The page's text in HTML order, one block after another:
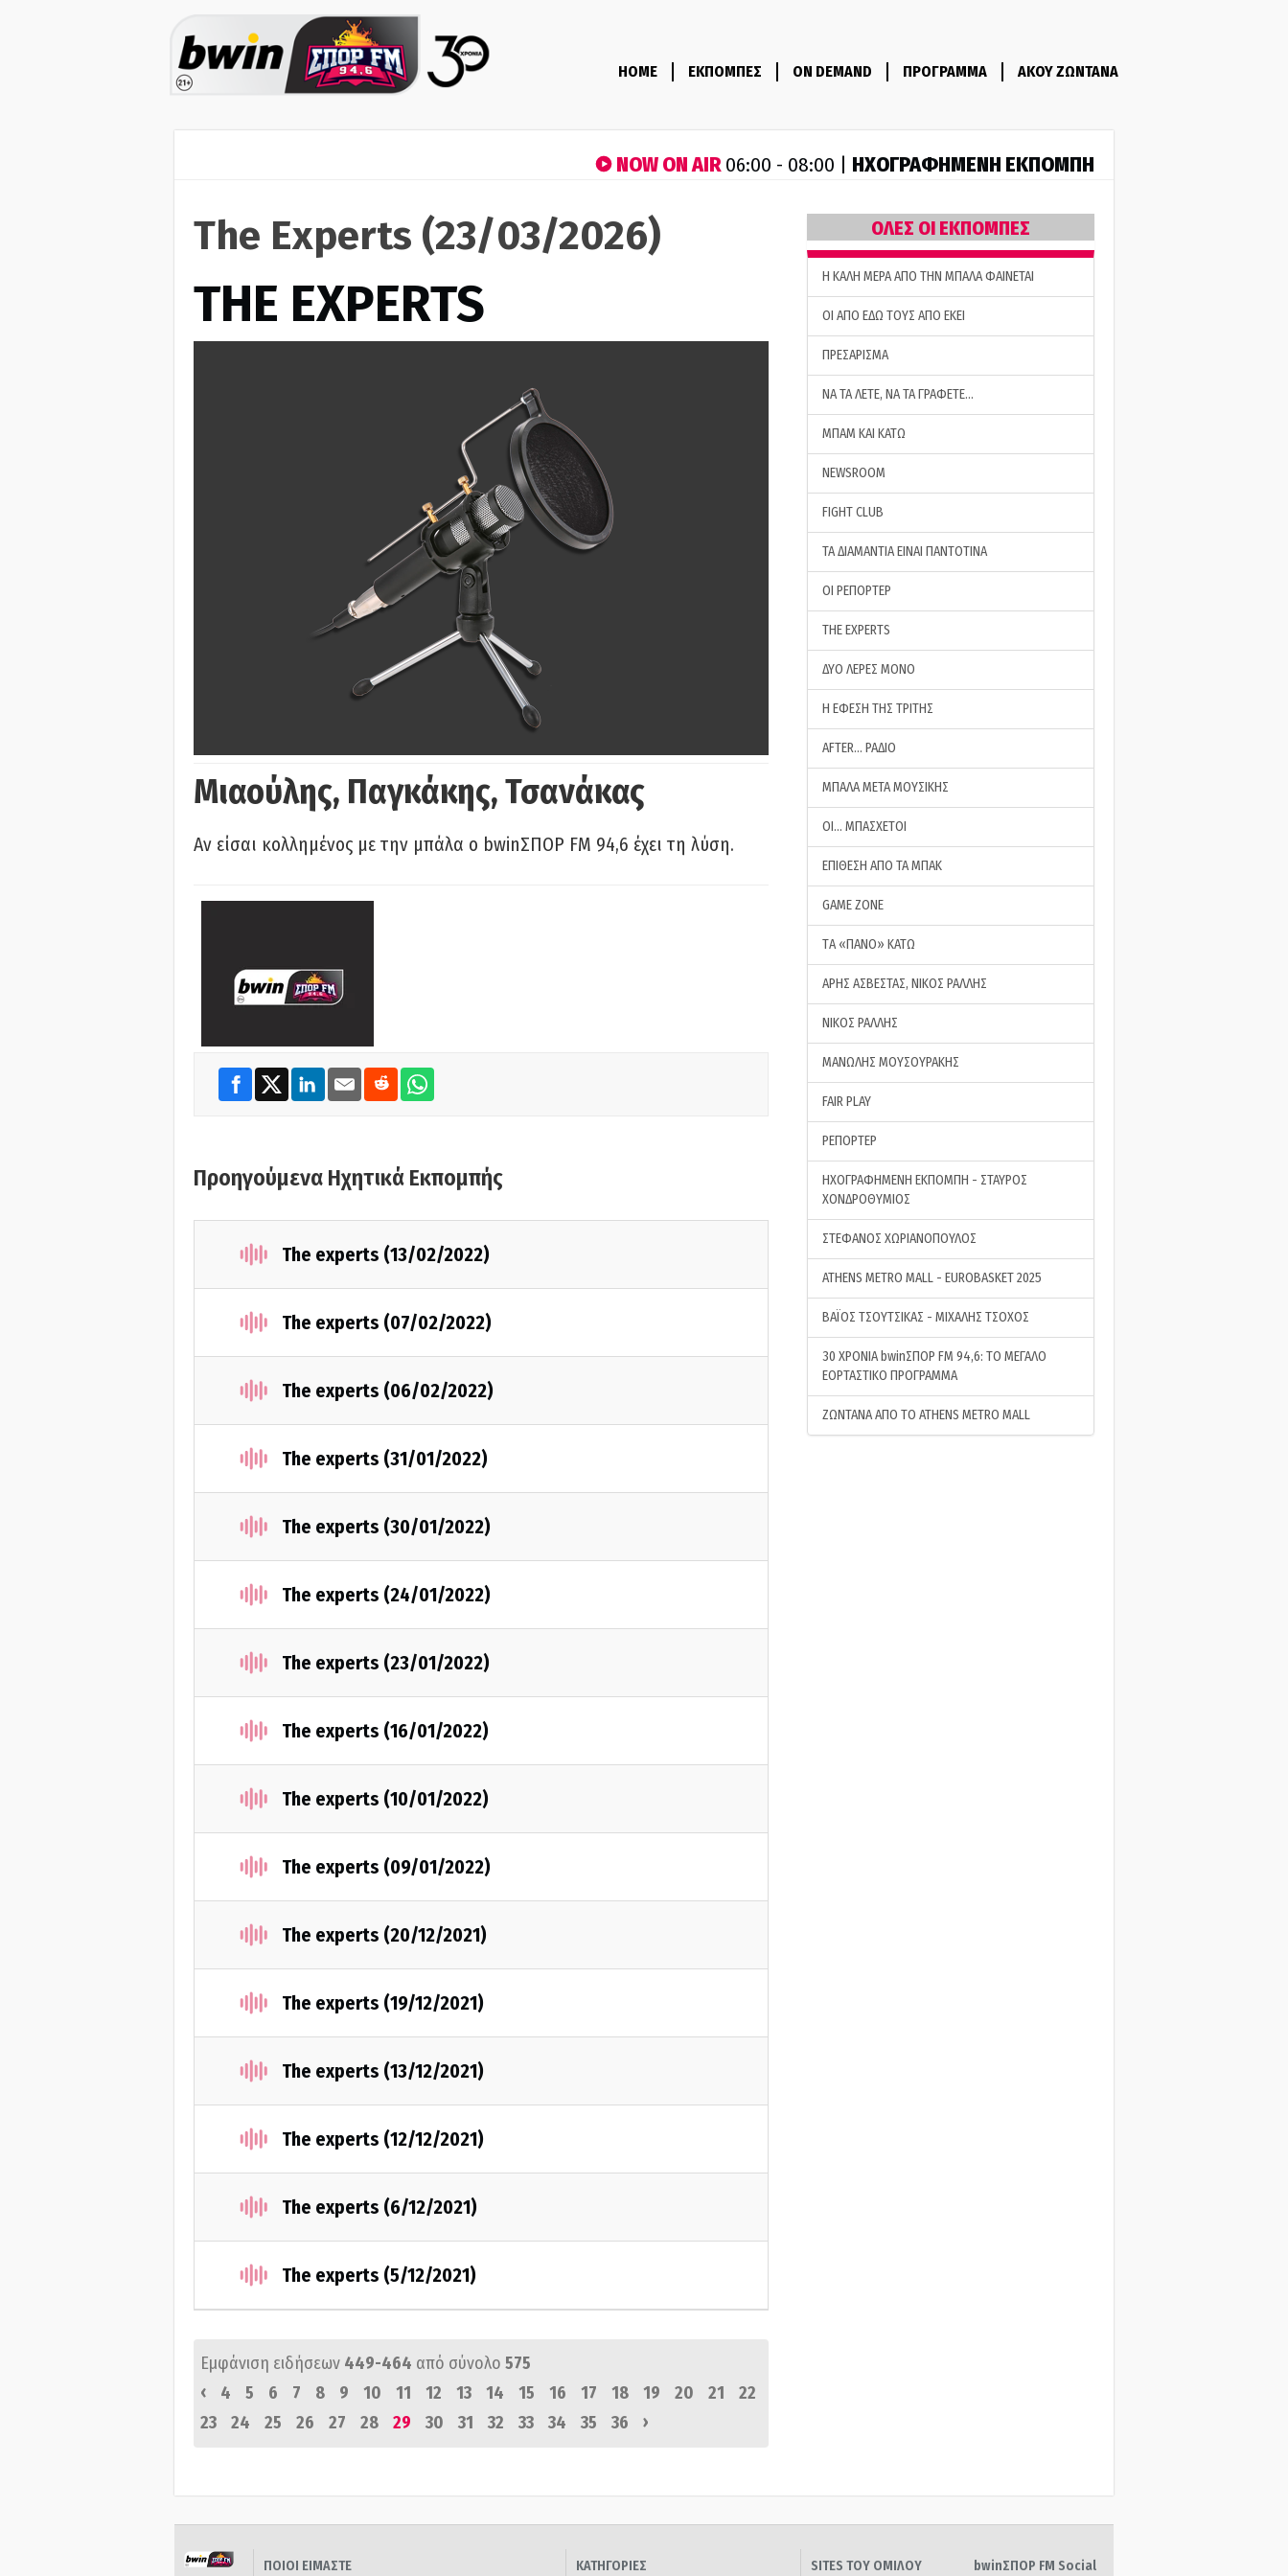
HOME ΕΚΠΟΜΠΕΣ ON DEMAND ΠΡΟΓΡΑΜΜΑ ΑΚΟΥ ΖΩΝΤΑΝΑ
NOW ON AIR06:00 - 08:00 | ΗΧΟΓΡΑΦΗΜΕΝΗ ΕΚΠΟΜΠΗ
The Experts (23/03/2026)
THE EXPERTS
Μιαούλης, Παγκάκης, Τσανάκας
Αν είσαι κολλημένος με την μπάλα ο bwinΣΠΟΡ FM 94,6 έχει τη λύση.
Προηγούμενα Ηχητικά Εκπομπής
The experts (13/02/2022)
The experts (07/02/2022)
The experts (06/02/2022)
The experts (31/01/2022)
The experts (30/01/2022)
The experts (24/01/2022)
The experts (23/01/2022)
The experts (16/01/2022)
The experts (10/01/2022)
The experts (09/01/2022)
The experts (20/12/2021)
The experts (19/12/2021)
The experts (13/12/2021)
The experts (12/12/2021)
The experts (6/12/2021)
The experts (5/12/2021)
Εμφάνιση ειδήσεων 449-464 από σύνολο 575
‹
4 5 6 7 8 9 10 11 12 13 14 15 16 17 18 19 20 21
22
23
24 25 26 27 28 29 30 31 32 33 34 35 36 ›
ΟΛΕΣ ΟΙ ΕΚΠΟΜΠΕΣ
H ΚΑΛΗ ΜΕΡΑ ΑΠΟ ΤΗΝ ΜΠΑΛΑ ΦΑΙΝΕΤΑΙ
ΟΙ ΑΠΟ ΕΔΩ ΤΟΥΣ ΑΠΟ ΕΚΕΙ
ΠΡΕΣΑΡΙΣΜΑ
ΝΑ ΤΑ ΛΕΤΕ, ΝΑ ΤΑ ΓΡΑΦΕΤΕ…
ΜΠΑΜ ΚΑΙ ΚΑΤΩ
NEWSROOM
FIGHT CLUB
ΤΑ ΔΙΑΜΑΝΤΙΑ ΕΙΝΑΙ ΠΑΝΤΟΤΙΝΑ
ΟΙ ΡΕΠΟΡΤΕΡ
THE EXPERTS
ΔΥΟ ΛΕΡΕΣ ΜΟΝΟ
Η ΕΦΕΣΗ ΤΗΣ ΤΡΙΤΗΣ
AFTER… ΡΑΔΙΟ
ΜΠΑΛΑ ΜΕΤΑ ΜΟΥΣΙΚΗΣ
ΟΙ… ΜΠΑΣΧΕΤΟΙ
ΕΠΙΘΕΣΗ ΑΠΟ ΤΑ ΜΠΑΚ
GAME ZONE
ΤA «ΠΑΝΟ» ΚΑΤΩ
ΑΡΗΣ ΑΣΒΕΣΤΑΣ, ΝΙΚΟΣ ΡΑΛΛΗΣ
ΝΙΚΟΣ ΡΑΛΛΗΣ
ΜΑΝΩΛΗΣ ΜΟΥΣΟΥΡΑΚΗΣ
FAIR PLAY
ΡΕΠΟΡΤΕΡ
ΗΧΟΓΡΑΦΗΜΕΝΗ ΕΚΠΟΜΠΗ - ΣΤΑΥΡΟΣ
ΧΟΝΔΡΟΘΥΜΙΟΣ
ΣΤΕΦΑΝΟΣ ΧΩΡΙΑΝΟΠΟΥΛΟΣ
ATHENS METRO MALL - EUROBASKET 2025
ΒΑΪΟΣ ΤΣΟΥΤΣΙΚΑΣ - ΜΙΧΑΛΗΣ ΤΣΟΧΟΣ
30 ΧΡΟΝΙΑ bwinΣΠΟΡ FM 94,6: ΤΟ ΜΕΓΑΛΟ
ΕΟΡΤΑΣΤΙΚΟ ΠΡΟΓΡΑΜΜΑ
ΖΩΝΤΑΝΑ ΑΠΟ ΤΟ ATHENS METRO MALL
ΠΟΙΟΙ ΕΙΜΑΣΤΕ ΚΑΤΗΓΟΡΙΕΣ SITES ΤΟΥ ΟΜΙΛΟΥ bwinΣΠΟΡ FM Social